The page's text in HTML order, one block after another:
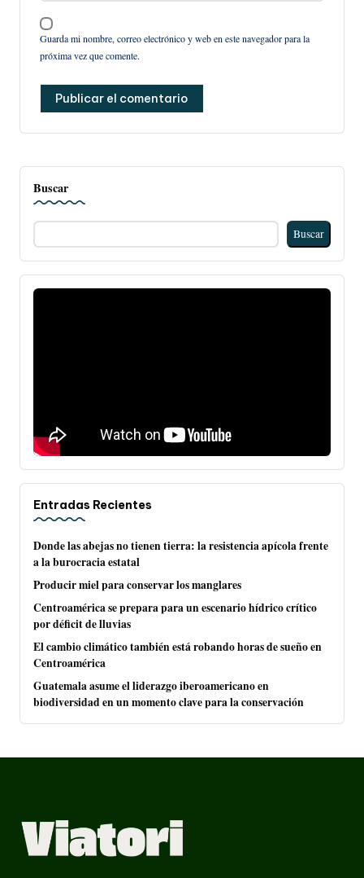
Guarda mi nombre, correo electrónico y web en este navegador para la
próxima vez que comente.
Buscar
Buscar
Entradas Recientes
Donde las abejas no tienen tierra: la resistencia apícola frente
a la burocracia estatal
Producir miel para conservar los manglares
Centroamérica se prepara para un escenario hídrico crítico
por déficit de lluvias
El cambio climático también está robando horas de sueño en
Centroamérica
Guatemala asume el liderazgo iberoamericano en
biodiversidad en un momento clave para la conservación